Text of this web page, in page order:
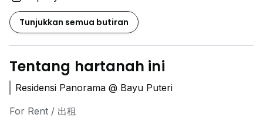
Tunjukkan semua butiran
Tentang hartanah ini
Residensi Panorama @ Bayu Puteri
For Rent / 出租